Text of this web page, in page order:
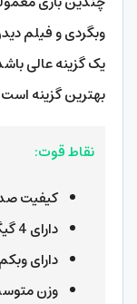
وبگردی و فیلم
یک گزینه عالی
بهترین گزینه
نقاط قوت:
کیفیت
دارای 4 گیگابایت رم
دارای وبکم
وزن